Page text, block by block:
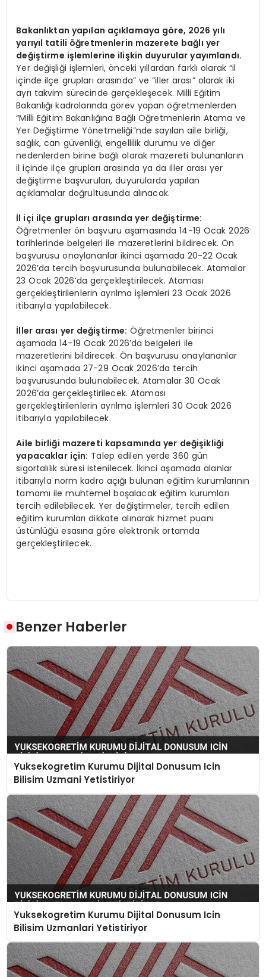
Bakanlıktan yapılan açıklamaya göre, 2026 yılı
yarıyıl tatili öğretmenlerin mazerete bağlı yer
değiştirme işlemlerine ilişkin duyurular yayımlandı.
Yer değişliği işlemleri, önceki yıllardan farklı olarak “il
içinde ilçe grupları arasında” ve “iller arası” olarak iki
ayrı takvim sürecinde gerçekleşecek. Milli Eğitim
Bakanlığı kadrolarında görev yapan öğretmenlerden
“Milli Eğitim Bakanlığına Bağlı Öğretmenlerin Atama ve
Yer Değiştirme Yönetmeliği”nde sayılan aile birliği,
sağlık, can güvenliği, engellilik durumu ve diğer
nedenlerden birine bağlı olarak mazereti bulunanların
il içinde ilçe grupları arasında ya da iller arası yer
değiştirme başvuruları, duyurularda yapılan
açıklamalar doğrultusunda alınacak.
İl içi ilçe grupları arasında yer değiştirme:
Öğretmenler ön başvuru aşamasında 14-19 Ocak 2026
tarihlerinde belgeleri ile mazeretlerini bildirecek. Ön
başvurusu onaylananlar ikinci aşamada 20-22 Ocak
2026’da tercih başvurusunda bulunabilecek. Atamalar
23 Ocak 2026’da gerçekleştirilecek. Ataması
gerçekleştirilenlerin ayrılma işlemleri 23 Ocak 2026
itibarıyla yapılabilecek.
İller arası yer değiştirme: Öğretmenler birinci
aşamada 14-19 Ocak 2026’da belgeleri ile
mazeretlerini bildirecek. Ön başvurusu onaylananlar
ikinci aşamada 27-29 Ocak 2026’da tercih
başvurusunda bulunabilecek. Atamalar 30 Ocak
2026’da gerçekleştirilecek. Ataması
gerçekleştirilenlerin ayrılma işlemleri 30 Ocak 2026
itibarıyla yapılabilecek.
Aile birliği mazereti kapsamında yer değişikliği
yapacaklar için: Talep edilen yerde 360 gün
sigortalılık süresi istenilecek. İkinci aşamada alanlar
itibarıyla norm kadro açığı bulunan eğitim kurumlarının
tamamı ile muhtemel boşalacak eğitim kurumları
tercih edilebilecek. Yer değiştirmeler, tercih edilen
eğitim kurumları dikkate alınarak hizmet puanı
üstünlüğü esasına göre elektronik ortamda
gerçekleştirilecek.
Benzer Haberler
Yuksekogretim Kurumu Dijital Donusum Icin
Bilisim Uzmani Yetistiriyor
Yuksekogretim Kurumu Dijital Donusum Icin
Bilisim Uzmanlari Yetistiriyor